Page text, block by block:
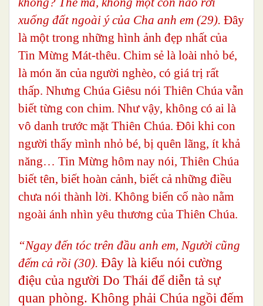
xuống đất ngoài ý của Cha anh em (29). Đây
là một trong những hình ảnh đẹp nhất của
Tin Mừng Mát-thêu. Chim sẻ là loài nhỏ bé,
là món ăn của người nghèo, có giá trị rất
thấp. Nhưng Chúa Giêsu nói Thiên Chúa vẫn
biết từng con chim. Như vậy, không có ai là
vô danh trước mặt Thiên Chúa. Đôi khi con
người thấy mình nhỏ bé, bị quên lãng, ít khả
năng… Tin Mừng hôm nay nói, Thiên Chúa
biết tên, biết hoàn cảnh, biết cả những điều
chưa nói thành lời. Không biến cố nào nằm
ngoài ánh nhìn yêu thương của Thiên Chúa.
“Ngay đến tóc trên đầu anh em, Người cũng
đếm cả rồi (30). Đây là kiểu nói cường
điệu của người Do Thái để diễn tả sự
quan phòng. Không phải Chúa ngồi đếm